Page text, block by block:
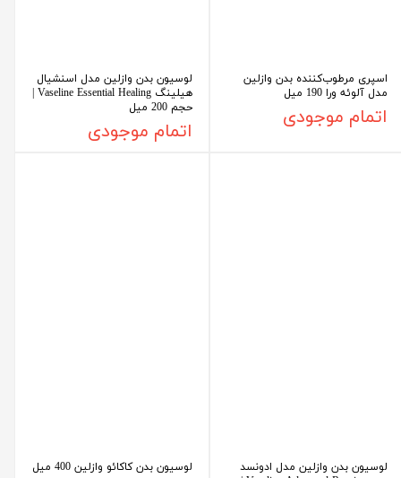
اسپری مرطوب‌کننده بدن وازلین
مدل آلوئه ورا 190 میل
اتمام موجودی
لوسیون بدن وازلین مدل اسنشیال
حجم 200 میل
اتمام موجودی
لوسیون بدن وازلین مدل ادونسد
لوسیون بدن کاکائو وازلین 400 میل